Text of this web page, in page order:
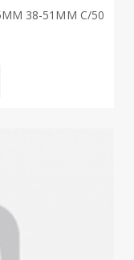
38-51MM C/50